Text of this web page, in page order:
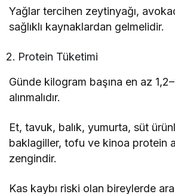
Yağlar tercihen zeytinyağı,
sağlıklı kaynaklardan gelmelidir.
Protein Tüketimi
Günde kilogram başına en az
alınmalıdır.
Et, tavuk, balık, yumurta, süt
baklagiller, tofu ve kinoa protein
zengindir.
Kas kaybı riski olan bireylerde